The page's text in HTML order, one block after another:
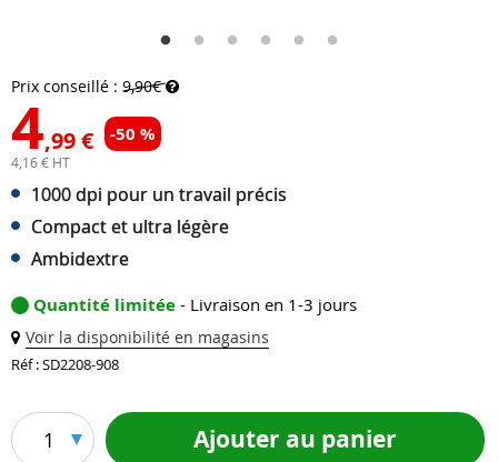
Prix conseillé : 9,90€
4,99 € -50 %
4,16 € HT
1000 dpi pour un travail précis
Compact et ultra légère
Ambidextre
Quantité limitée - Livraison en 1-3 jours
Voir la disponibilité en magasins
Réf : SD2208-908
1 Ajouter au panier